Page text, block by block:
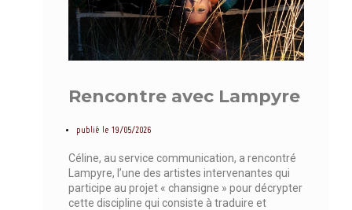
Rencontre avec Lampyre
publié le 19/05/2026
Céline, au service communication, a rencontré
Lampyre, l’une des artistes intervenantes qui
participe au projet « chansigne » pour décrypter
cette discipline qui consiste à traduire et